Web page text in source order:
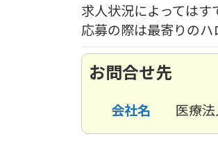
求人状況によってはす
応募の際は最寄りのハ
お問合せ先
会社名 医療